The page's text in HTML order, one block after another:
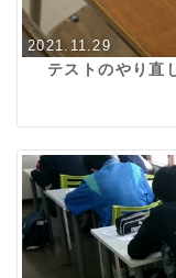
2021.11.29
テストのやり直